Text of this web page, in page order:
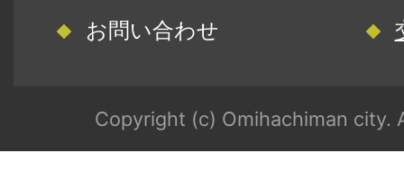
お問い合わせ
Copyright (c) Omihachiman city.